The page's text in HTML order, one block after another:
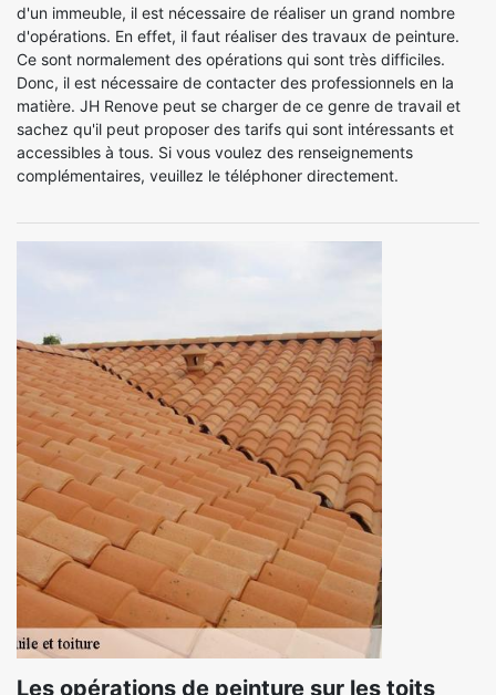
d'un immeuble, il est nécessaire de réaliser un grand nombre
d'opérations. En effet, il faut réaliser des travaux de peinture.
Ce sont normalement des opérations qui sont très difficiles.
Donc, il est nécessaire de contacter des professionnels en la
matière. JH Renove peut se charger de ce genre de travail et
sachez qu'il peut proposer des tarifs qui sont intéressants et
accessibles à tous. Si vous voulez des renseignements
complémentaires, veuillez le téléphoner directement.
Les opérations de peinture sur les toits